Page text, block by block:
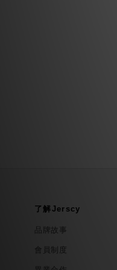
了解Jerscy
品牌故事
會員制度